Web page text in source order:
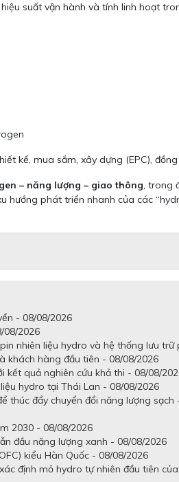
suất vận hành và tính linh hoạt
kế, mua sắm, xây dựng (EPC),
– năng lượng – giao thông, trong
phát triển nhanh của các
- 08/08/2026
08/2026
nhiên liệu hydro và hệ thống lưu trữ
khách hàng đầu tiên - 08/08/2026
kết quả nghiên cứu khả thi - 08/08/
hydro tại Thái Lan - 08/08/2026
thúc đẩy chuyển đổi năng lượng sạch
2030 - 08/08/2026
đầu năng lượng xanh - 08/08/2026
kiểu Hàn Quốc - 08/08/2026
định mỏ hydro tự nhiên đầu tiên